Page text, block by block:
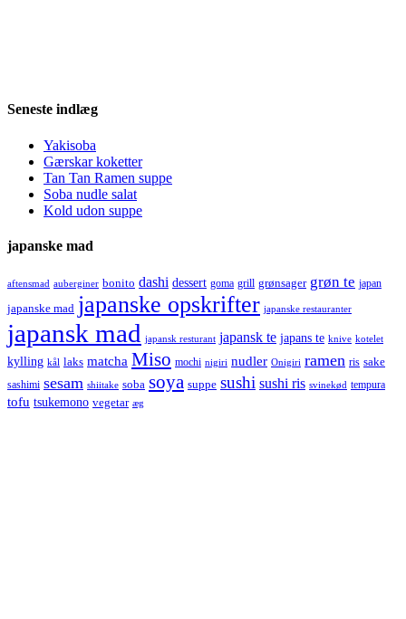
Seneste indlæg
Yakisoba
Gærskar koketter
Tan Tan Ramen suppe
Soba nudle salat
Kold udon suppe
japanske mad
aftensmad auberginer bonito dashi dessert goma grill grønsager grøn te japan
japanske mad japanske opskrifter japanske restauranter
japansk mad japansk resturant japansk te japans te knive kotelet
kylling kål laks matcha Miso mochi nigiri nudler Onigiri ramen ris sake
sashimi sesam shiitake soba soya suppe sushi sushi ris svinekød tempura
tofu tsukemono vegetar æg